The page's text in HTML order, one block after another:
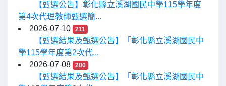
【甄選公告】彰化縣立溪湖國民中學115學年度
第4次代理教師甄選簡...
2026-07-10
211
【甄選結果及甄選公告】「彰化縣立溪湖國民中
學115學年度第2次代...
2026-07-08
200
【甄選結果及甄選公告】「彰化縣立溪湖國民中